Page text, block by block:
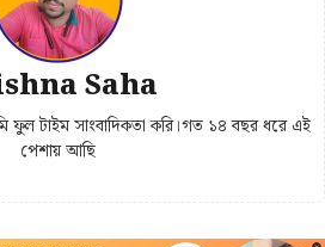
Saha
ফুল টাইম সাংবাদিকতা করি।গত ১৪ বছর ধরে এই
পেশায় আছি